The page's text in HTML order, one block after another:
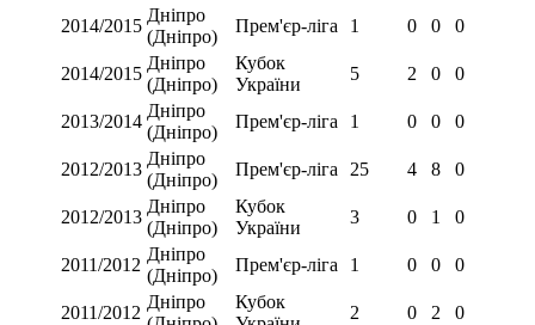
2014/2015
Дніпро
(Дніпро)
Прем'єр-ліга 1 0 0 0
2014/2015
Дніпро
(Дніпро)
Кубок
України
5 2 0 0
2013/2014
Дніпро
(Дніпро)
Прем'єр-ліга 1 0 0 0
2012/2013
Дніпро
(Дніпро)
Прем'єр-ліга 25 4 8 0
2012/2013
Дніпро
(Дніпро)
Кубок
України
3 0 1 0
2011/2012
Дніпро
(Дніпро)
Прем'єр-ліга 1 0 0 0
2011/2012
Дніпро
Кубок
2 0 2 0